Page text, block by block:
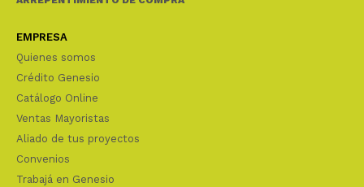
EMPRESA
Quienes somos
Crédito Genesio
Catálogo Online
Ventas Mayoristas
Aliado de tus proyectos
Convenios
Trabajá en Genesio